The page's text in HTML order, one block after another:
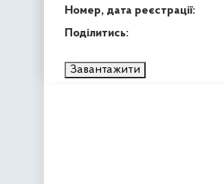
Номер, дата реєстрації:
Поділитись:
Завантажити